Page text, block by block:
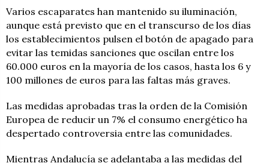
Varios escaparates han mantenido su iluminación,
aunque está previsto que en el transcurso de los días
los establecimientos pulsen el botón de apagado para
evitar las temidas sanciones que oscilan entre los
60.000 euros en la mayoría de los casos, hasta los 6 y
100 millones de euros para las faltas más graves.
Las medidas aprobadas tras la orden de la Comisión
Europea de reducir un 7% el consumo energético ha
despertado controversia entre las comunidades.
Mientras Andalucía se adelantaba a las medidas del